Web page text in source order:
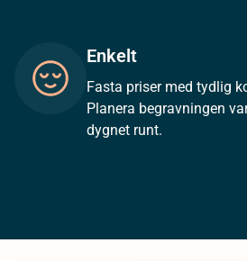
Enkelt
Fasta priser med tydlig
Planera begravningen
dygnet runt.